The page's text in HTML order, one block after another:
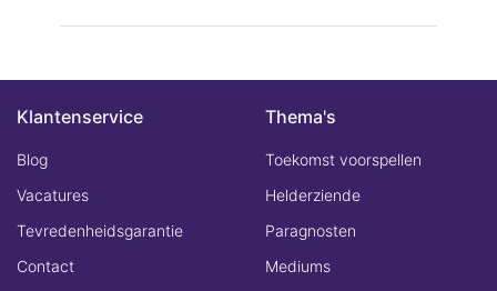
Klantenservice
Blog
Vacatures
Tevredenheidsgarantie
Contact
Thema's
Toekomst voorspellen
Helderziende
Paragnosten
Mediums